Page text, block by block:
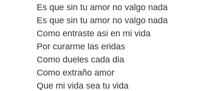
Es que sin tu amor no valgo nada
Es que sin tu amor no valgo nada
Como entraste asi en mi vida
Por curarme las eridas
Como dueles cada dia
Como extraño amor
Que mi vida sea tu vida